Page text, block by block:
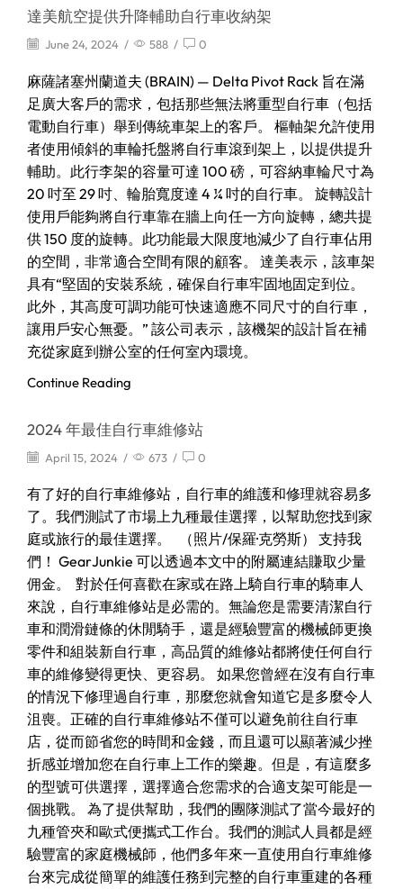
達美航空提供升降輔助自行車收納架
June 24, 2024 / 588 / 0
麻薩諸塞州蘭道夫 (BRAIN) — Delta Pivot Rack 旨在滿
足廣大客戶的需求，包括那些無法將重型自行車（包括
電動自行車）舉到傳統車架上的客戶。 樞軸架允許使用
者使用傾斜的車輪托盤將自行車滾到架上，以提供提升
輔助。此行李架的容量可達 1​​00 磅，可容納車輪尺寸為
20 吋至 29 吋、輪胎寬度達 4 ¼ 吋的自行車。 旋轉設計
使用戶能夠將自行車靠在牆上向任一方向旋轉，總共提
供 150 度的旋轉。此功能最大限度地減少了自行車佔用
的空間，非常適合空間有限的顧客。 達美表示，該車架
具有“堅固的安裝系統，確保自行車牢固地固定到位。
此外，其高度可調功能可快速適應不同尺寸的自行車，
讓用戶安心無憂。” 該公司表示，該機架的設計旨在補
充從家庭到辦公室的任何室內環境。
Continue Reading
2024 年最佳自行車維修站
April 15, 2024 / 673 / 0
有了好的自行車維修站，自行車的維護和修理就容易多
了。我們測試了市場上九種最佳選擇，以幫助您找到家
庭或旅行的最佳選擇。 （照片/保羅·克勞斯） 支持我
們！ GearJunkie 可以透過本文中的附屬連結賺取少量
佣金。 對於任何喜歡在家或在路上騎自行車的騎車人
來說，自行車維修站是必需的。無論您是需要清潔自行
車和潤滑鏈條的休閒騎手，還是經驗豐富的機械師更換
零件和組裝新自行車，高品質的維修站都將使任何自行
車的維修變得更快、更容易。 如果您曾經在沒有自行車
的情況下修理過自行車，那麼您就會知道它是多麼令人
沮喪。正確的自行車維修站不僅可以避免前往自行車
店，從而節省您的時間和金錢，而且還可以顯著減少挫
折感並增加您在自行車上工作的樂趣。但是，有這麼多
的型號可供選擇，選擇適合您需求的合適支架可能是一
個挑戰。 為了提供幫助，我們的團隊測試了當今最好的
九種管夾和歐式便攜式工作台。我們的測試人員都是經
驗豐富的家庭機械師，他們多年來一直使用自行車維修
台來完成從簡單的維護任務到完整的自行車重建的各種